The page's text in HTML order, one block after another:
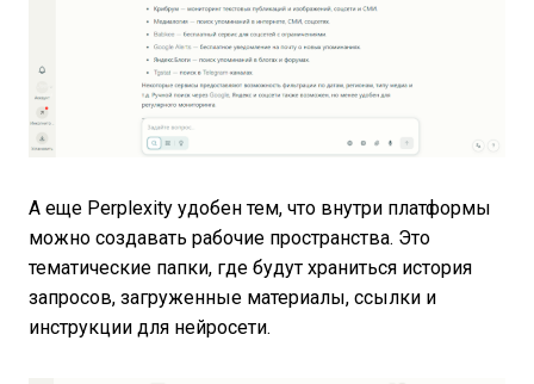
А еще Perplexity удобен тем, что внутри платформы
можно создавать рабочие пространства. Это
тематические папки, где будут храниться история
запросов, загруженные материалы, ссылки и
инструкции для нейросети.